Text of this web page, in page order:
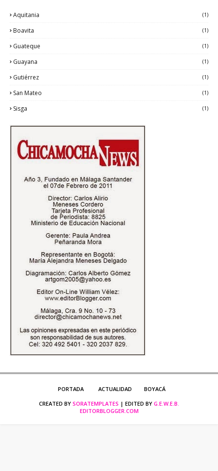
Aquitania (1)
Boavita (1)
Guateque (1)
Guayana (1)
Gutiérrez (1)
San Mateo (1)
Sisga (1)
PORTADA ACTUALIDAD
BOYACÁ
CREATED BY SORATEMPLATES | EDITED BY G.E.W.E.B.
EDITORBLOGGER.COM